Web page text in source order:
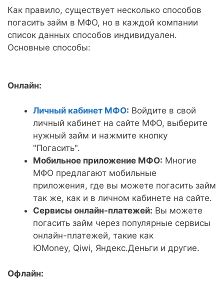
Как правило, существует несколько способов
погасить займ в МФО, но в каждой компании
список данных способов индивидуален.
Основные способы:
Онлайн:
Личный кабинет МФО: Войдите в свой
личный кабинет на сайте МФО, выберите
нужный займ и нажмите кнопку
"Погасить".
Мобильное приложение МФО: Многие
МФО предлагают мобильные
приложения, где вы можете погасить займ
так же, как и в личном кабинете на сайте.
Сервисы онлайн-платежей: Вы можете
погасить займ через популярные сервисы
онлайн-платежей, такие как
ЮMoney, Qiwi, Яндекс.Деньги и другие.
Офлайн: